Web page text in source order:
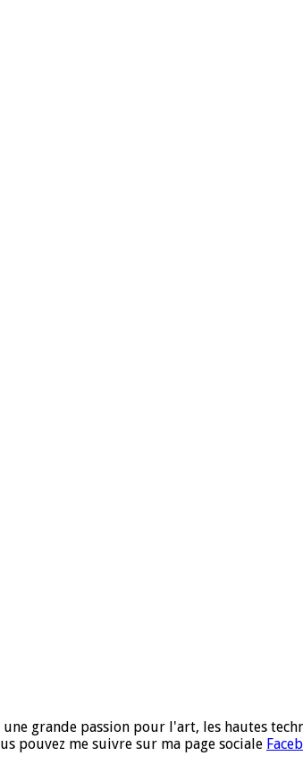
grande passion pour l'art, les hautes
pouvez me suivre sur ma page sociale